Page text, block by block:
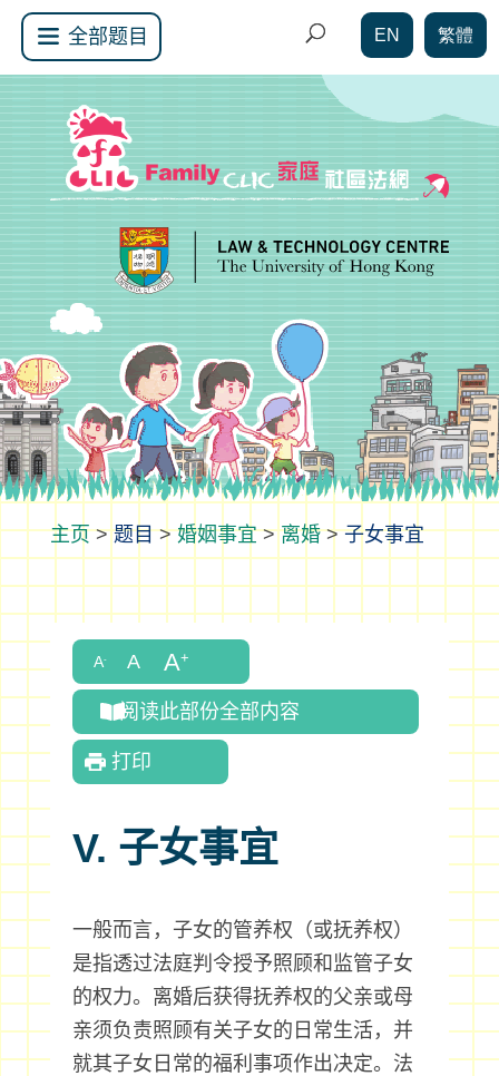
全部题目 EN 繁體
>题目>婚姻事宜>离婚>子女事宜
阅读此部份全部内容
打印
V. 子女事宜
一般而言，子女的管养权（或抚养权）
是指透过法庭判令授予照顾和监管子女
的权力。离婚后获得抚养权的父亲或母
亲须负责照顾有关子女的日常生活，并
就其子女日常的福利事项作出决定。法